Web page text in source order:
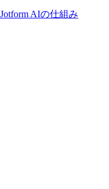
AIの仕組み